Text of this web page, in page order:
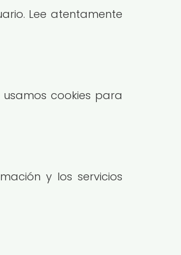
Lee atentamente
cookies para
y los servicios